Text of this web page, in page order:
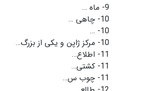
9- ماه …
10- چاهی …
10-
…
10- مركز ژاپن و یكی از بزرگ…
11- اطلاع…
11- كشتی…
11- چوب س…